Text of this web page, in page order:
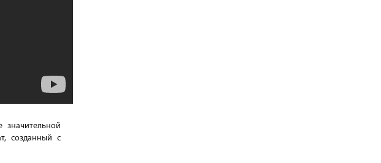
значительной
созданный с